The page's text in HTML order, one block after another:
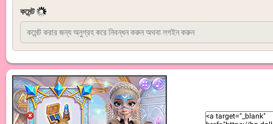
কমেন্ট